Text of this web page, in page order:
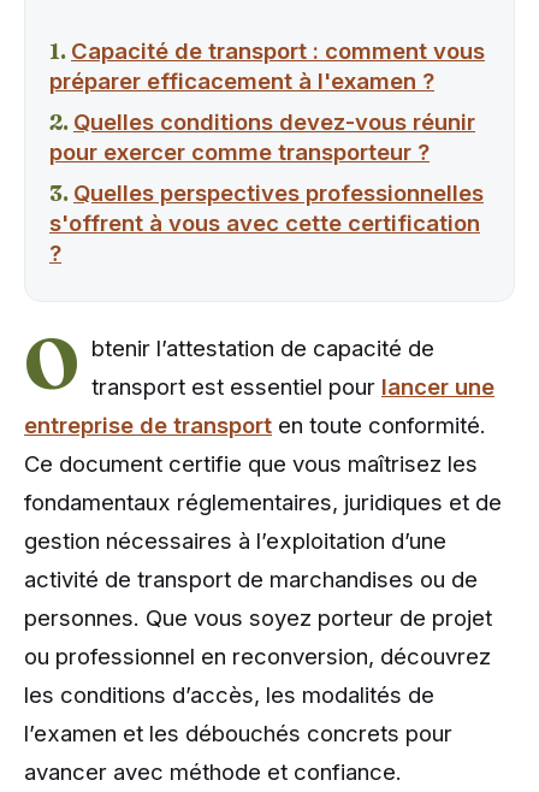
Capacité de transport : comment vous
préparer efficacement à l'examen ?
Quelles conditions devez-vous réunir
pour exercer comme transporteur ?
Quelles perspectives professionnelles
s'offrent à vous avec cette certification
?
O btenir l’attestation de capacité de
transport est essentiel pour lancer une
entreprise de transport en toute conformité.
Ce document certifie que vous maîtrisez les
fondamentaux réglementaires, juridiques et de
gestion nécessaires à l’exploitation d’une
activité de transport de marchandises ou de
personnes. Que vous soyez porteur de projet
ou professionnel en reconversion, découvrez
les conditions d’accès, les modalités de
l’examen et les débouchés concrets pour
avancer avec méthode et confiance.